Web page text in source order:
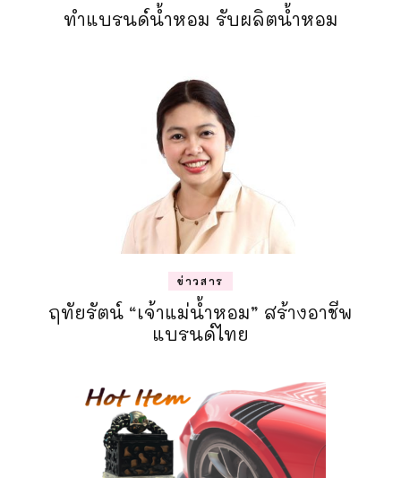
ทำแบรนด์น้ำหอม รับผลิตน้ำหอม
ข่าวสาร
ฤทัยรัตน์ “เจ้าแม่น้ำหอม” สร้างอาชีพ
แบรนด์ไทย